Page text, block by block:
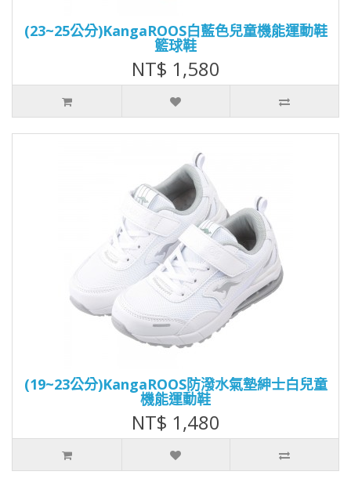
(23~25公分)KangaROOS白藍色兒童機能運動鞋
籃球鞋
NT$ 1,580
(19~23公分)KangaROOS防潑水氣墊紳士白兒童
機能運動鞋
NT$ 1,480